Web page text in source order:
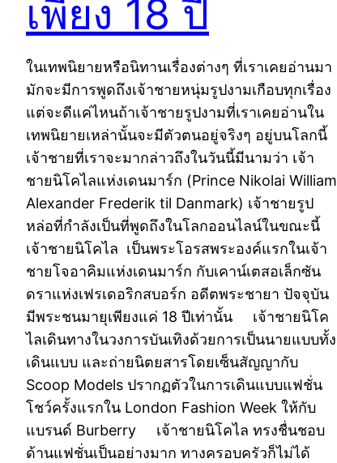
เพียง 18 ปี
ในเทพนิยายหรือนิทานเรื่องต่างๆ ที่เราเคยอ่านมา
มักจะมีการพูดถึงเจ้าชายหนุ่มรูปงามเกือบทุกเรื่อง
แต่จะดีแค่ไหนถ้าเจ้าชายรูปงามที่เราเคยอ่านใน
เทพนิยายเหล่านั้นจะมีตัวตนอยู่จริงๆ อยู่บนโลกนี้
เจ้าชายที่เราจะมากล่าวถึงในวันนี้มีนามว่า เจ้า
ชายนิโคไลแห่งเดนมาร์ก (Prince Nikolai William
Alexander Frederik til Danmark) เจ้าชายรูป
หล่อที่กำลังเป็นที่พูดถึงในโลกออนไลน์ในขณะนี้
เจ้าชายนิโคไล เป็นพระโอรสพระองค์แรกในเจ้า
ชายโจอาคิมแห่งเดนมาร์ก กับเคาน์เตสอเล็กซัน
ดราแห่งเฟรเดอริกสบอร์ก อดีตพระชายา ปัจจุบัน
มีพระชนมายุเพียงแค่ 18 ปีเท่านั้น เจ้าชายนิโค
ไลเดินทางในวงการบันเทิงด้วยการเป็นนายแบบทั้ง
เดินแบบ และถ่ายนิตยสารโดยเซ็นสัญญากับ
Scoop Models ปรากฏตัวในการเดินแบบแฟชั่น
โชว์ครั้งแรกใน London Fashion Week ให้กับ
แบรนด์ Burberry เจ้าชายนิโคไล ทรงชื่นชอบ
ด้านแฟชั่นเป็นอย่างมาก ทางครอบครัวก็ไม่ได้